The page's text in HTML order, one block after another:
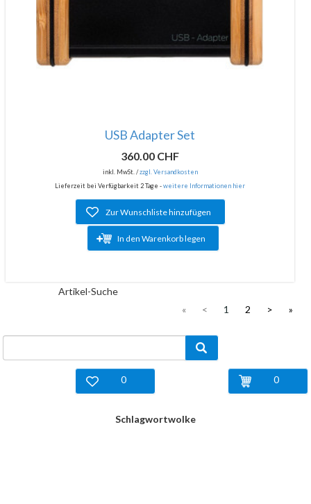
USB Adapter Set
360.00 CHF
inkl. MwSt. /zzgl. Versandkosten
Lieferzeit bei Verfügbarkeit 2 Tage -weitere Informationen hier
Zur Wunschliste hinzufügen
In den Warenkorb legen
« < 1 2 > »
Artikel-Suche
0
0
Schlagwortwolke